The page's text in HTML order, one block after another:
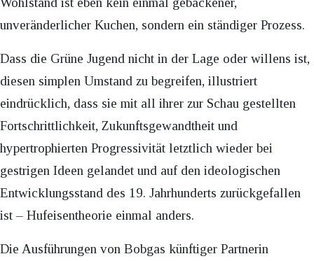
unveränderlicher Kuchen, sondern ein ständiger Prozess.
Dass die Grüne Jugend nicht in der Lage oder willens ist,
diesen simplen Umstand zu begreifen, illustriert
eindrücklich, dass sie mit all ihrer zur Schau gestellten
Fortschrittlichkeit, Zukunftsgewandtheit und
hypertrophierten Progressivität letztlich wieder bei
gestrigen Ideen gelandet und auf den ideologischen
Entwicklungsstand des 19. Jahrhunderts zurückgefallen
ist – Hufeisentheorie einmal anders.
Die Ausführungen von Bobgas künftiger Partnerin